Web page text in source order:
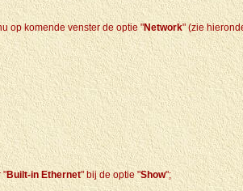
op komende venster de optie "Network" (zie
"Built-in Ethernet" bij de optie "Show";